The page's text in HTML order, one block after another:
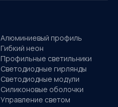
Алюминиевый профиль
Гибкий неон
Профильные светильники
Светодиодные гирлянды
Светодиодные модули
Силиконовые оболочки
Управление светом